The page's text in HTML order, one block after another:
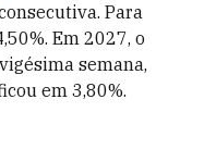
Para
. Em 2027, o
semana,
em 3,80%.